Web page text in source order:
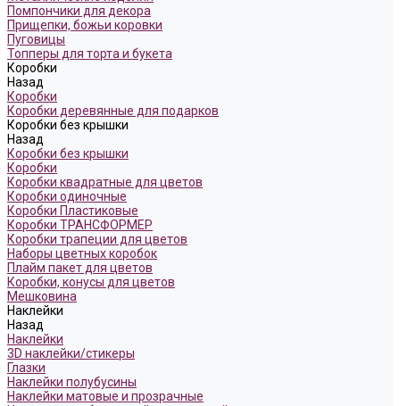
Помпончики для декора
Прищепки, божьи коровки
Пуговицы
Топперы для торта и букета
Коробки
Назад
Коробки
Коробки деревянные для подарков
Коробки без крышки
Назад
Коробки без крышки
Коробки
Коробки квадратные для цветов
Коробки одиночные
Коробки Пластиковые
Коробки ТРАНСФОРМЕР
Коробки трапеции для цветов
Наборы цветных коробок
Плайм пакет для цветов
Коробки, конусы для цветов
Мешковина
Наклейки
Назад
Наклейки
3D наклейки/стикеры
Глазки
Наклейки полубусины
Наклейки матовые и прозрачные